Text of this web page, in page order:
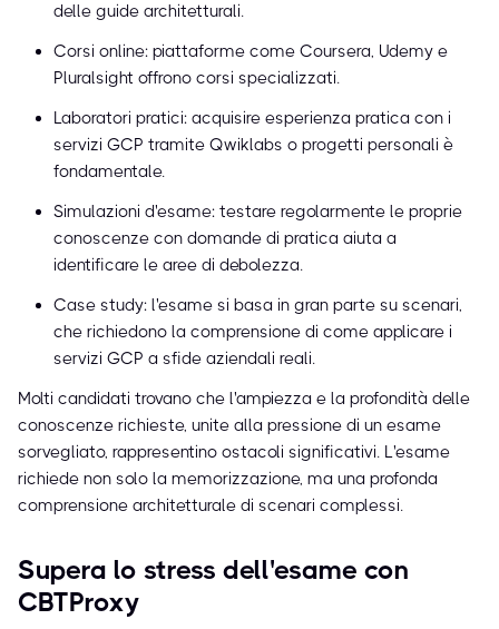
delle guide architetturali.
Corsi online: piattaforme come Coursera, Udemy e
Pluralsight offrono corsi specializzati.
Laboratori pratici: acquisire esperienza pratica con i
servizi GCP tramite Qwiklabs o progetti personali è
fondamentale.
Simulazioni d'esame: testare regolarmente le proprie
conoscenze con domande di pratica aiuta a
identificare le aree di debolezza.
Case study: l'esame si basa in gran parte su scenari,
che richiedono la comprensione di come applicare i
servizi GCP a sfide aziendali reali.
Molti candidati trovano che l'ampiezza e la profondità delle
conoscenze richieste, unite alla pressione di un esame
sorvegliato, rappresentino ostacoli significativi. L'esame
richiede non solo la memorizzazione, ma una profonda
comprensione architetturale di scenari complessi.
Supera lo stress dell'esame con
CBTProxy